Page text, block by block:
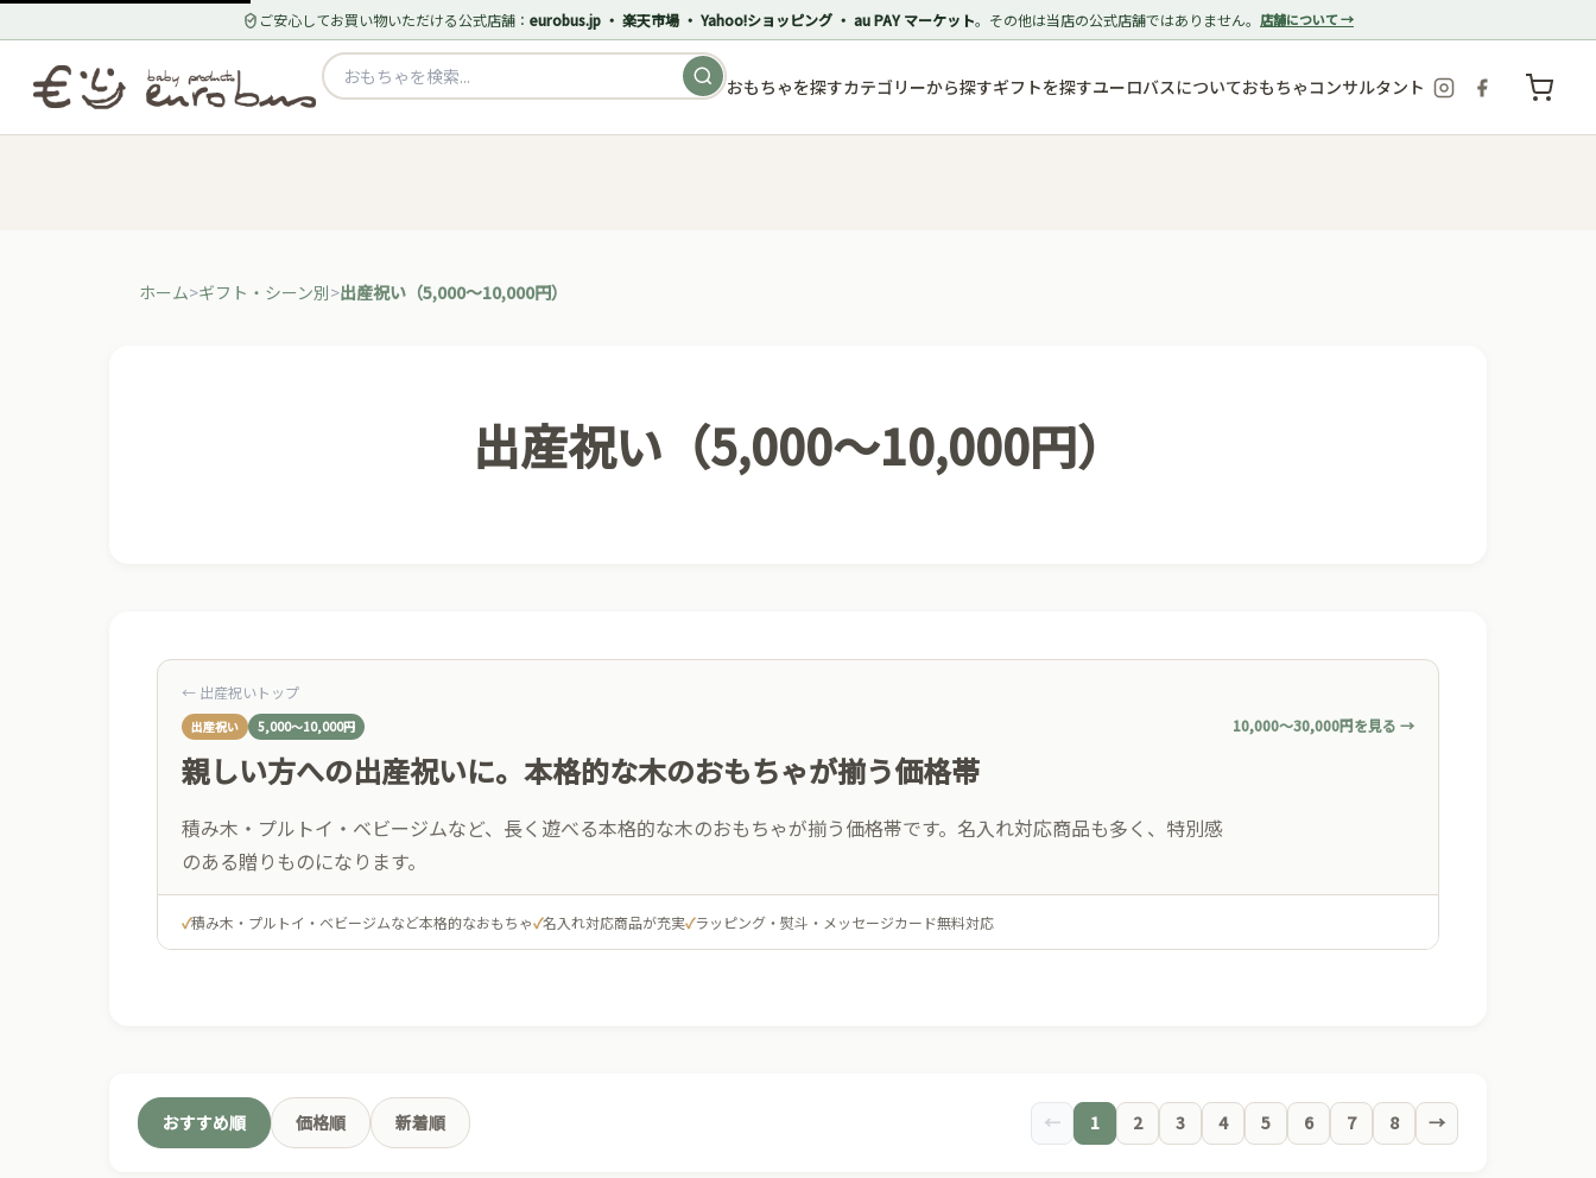
ご安心してお買い物いただける公式店舗： eurobus.jp ・ 楽天市場 ・ Yahoo!ショッピング ・ au PAY マーケット。その他は当店の公式店舗ではありません。 店舗について →
おもちゃを探すカテゴリーから探すギフトを探すユーロバスについておもちゃコンサルタント
ホーム ギフト・シーン別 出産祝い（5,000〜10,000円）
出産祝い（5,000〜10,000円）
← 出産祝いトップ
出産祝い 5,000〜10,000円
親しい方への出産祝いに。本格的な木のおもちゃが揃う価格帯
積み木・プルトイ・ベビージムなど、長く遊べる本格的な木のおもちゃが揃う価格帯です。名入れ対応商品も多く、特別感
のある贈りものになります。
10,000〜30,000円を見る →
✓積み木・プルトイ・ベビージムなど本格的なおもちゃ✓名入れ対応商品が充実✓ラッピング・熨斗・メッセージカード無料対応
おすすめ順 価格順 新着順 ← 1 2 3 4 5 6 7 8 →